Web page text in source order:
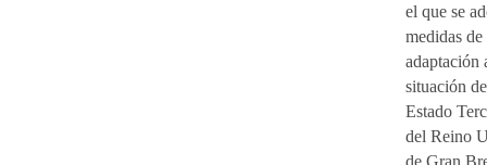
el que se
medidas de
adaptación
situación de
Estado
del Reino
de Gran